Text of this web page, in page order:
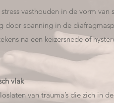
vasthouden in de vorm van
door spanning in de
na een keizersnede of
vlak
van trauma’s die zich in